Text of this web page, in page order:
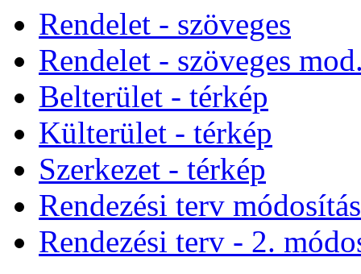
Rendelet - szöveges
Rendelet - szöveges
Belterület - térkép
Külterület - térkép
Szerkezet - térkép
Rendezési terv
Rendezési terv - 2.